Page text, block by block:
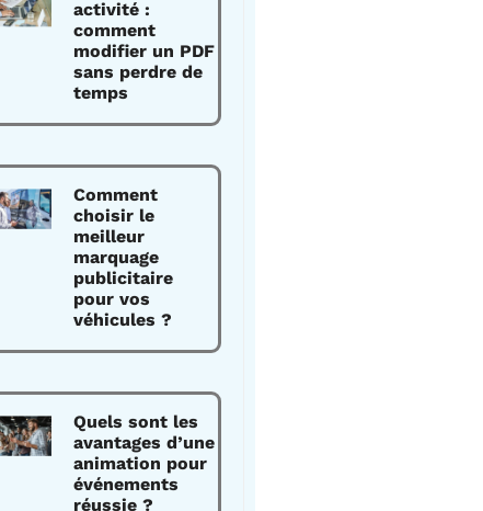
activité :
comment
modifier un PDF
sans perdre de
temps
Comment
choisir le
meilleur
marquage
publicitaire
pour vos
véhicules ?
Quels sont les
avantages d’une
animation pour
événements
réussie ?